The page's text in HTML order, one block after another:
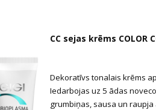
CC sejas krēms COLOR
Dekoratīvs tonalais krēms
Iedarbojas uz 5 ādas
grumbiņas, sausa un raupja